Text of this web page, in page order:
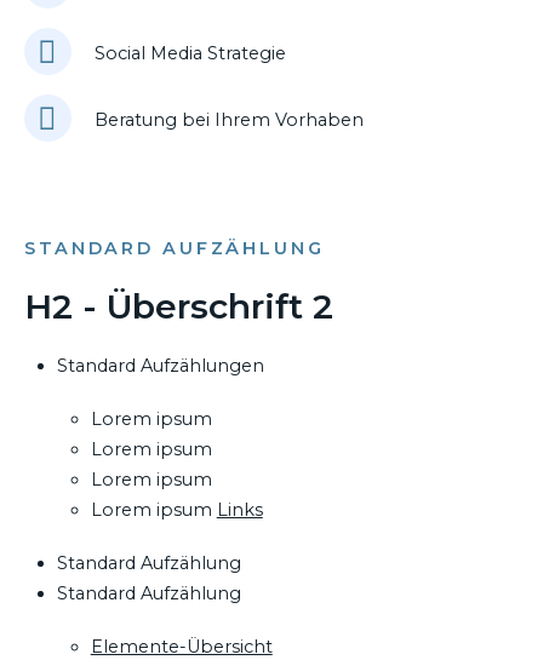
Social Media Strategie
Beratung bei Ihrem Vorhaben
STANDARD AUFZÄHLUNG
H2 - Überschrift 2
Standard Aufzählungen
Lorem ipsum
Lorem ipsum
Lorem ipsum
Lorem ipsum Links
Standard Aufzählung
Standard Aufzählung
Elemente-Übersicht